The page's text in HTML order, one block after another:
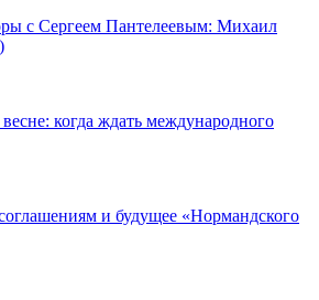
с Сергеем Пантелеевым: Михаил
когда ждать международного
и будущее «Нормандского